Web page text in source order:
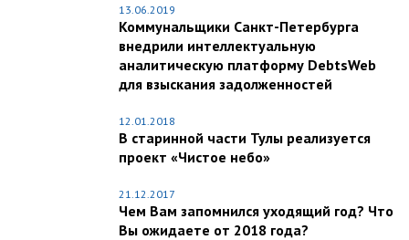
13.06.2019
Коммунальщики Санкт-Петербурга
внедрили интеллектуальную
аналитическую платформу DebtsWeb
для взыскания задолженностей
12.01.2018
В старинной части Тулы реализуется
проект «Чистое небо»
21.12.2017
Чем Вам запомнился уходящий год? Что
Вы ожидаете от 2018 года?